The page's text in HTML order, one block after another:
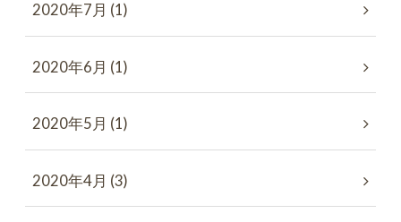
2020年7月 (1)
2020年6月 (1)
2020年5月 (1)
2020年4月 (3)